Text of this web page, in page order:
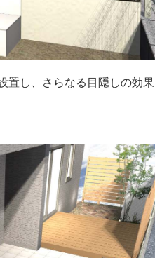
置し、さらなる目隠しの効果